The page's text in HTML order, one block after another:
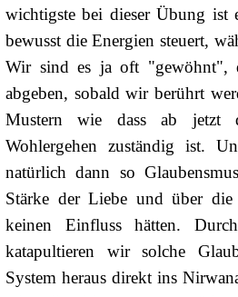
wichtigste bei dieser Übung ist
bewusst die Energien steuert,
Wir sind es ja oft "gewöhnt",
abgeben, sobald wir berührt
Mustern wie dass ab jetzt
Wohlergehen zuständig ist.
natürlich dann so
Stärke der Liebe und über die
keinen Einfluss hätten.
katapultieren wir solche
System heraus direkt ins